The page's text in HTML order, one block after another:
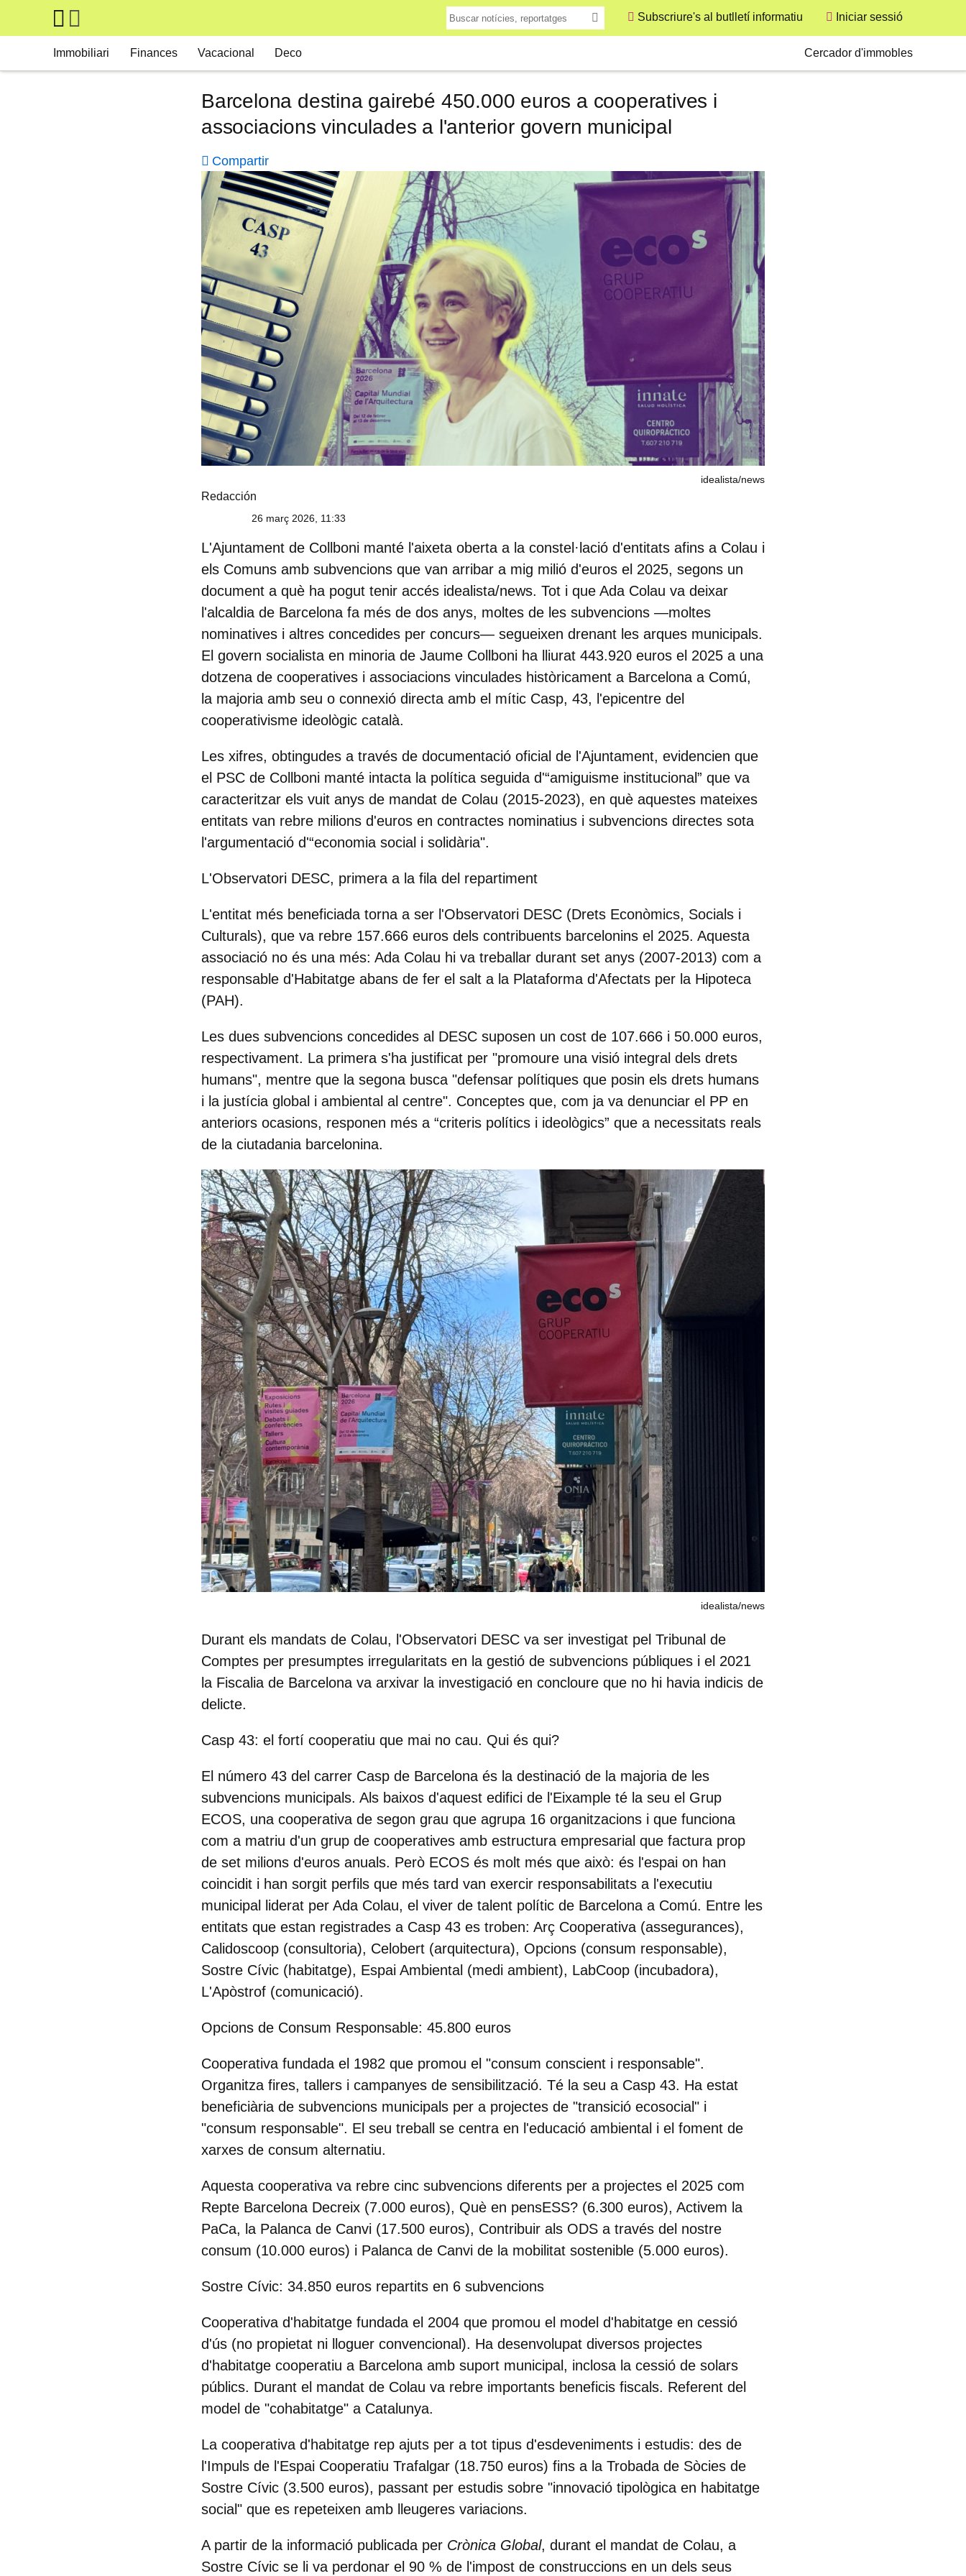
Skip to main content
Subscriure's al butlletí informatiu
User
Iniciar sessió
Immobiliari Finances Vacacional Deco Cercador d'immobles
Barcelona destina gairebé 450.000 euros a cooperatives i
associacions vinculades a l'anterior govern municipal
Compartir
idealista/news
Redacción
26 març 2026, 11:33
L'Ajuntament de Collboni manté l'aixeta oberta a la constel·lació d'entitats afins a Colau i
els Comuns amb subvencions que van arribar a mig milió d'euros el 2025, segons un
document a què ha pogut tenir accés idealista/news. Tot i que Ada Colau va deixar
l'alcaldia de Barcelona fa més de dos anys, moltes de les subvencions —moltes
nominatives i altres concedides per concurs— segueixen drenant les arques municipals.
El govern socialista en minoria de Jaume Collboni ha lliurat 443.920 euros el 2025 a una
dotzena de cooperatives i associacions vinculades històricament a Barcelona a Comú,
la majoria amb seu o connexió directa amb el mític Casp, 43, l'epicentre del
cooperativisme ideològic català.
Les xifres, obtingudes a través de documentació oficial de l'Ajuntament, evidencien que
el PSC de Collboni manté intacta la política seguida d'“amiguisme institucional” que va
caracteritzar els vuit anys de mandat de Colau (2015-2023), en què aquestes mateixes
entitats van rebre milions d'euros en contractes nominatius i subvencions directes sota
l'argumentació d'“economia social i solidària".
L'Observatori DESC, primera a la fila del repartiment
L'entitat més beneficiada torna a ser l'Observatori DESC (Drets Econòmics, Socials i
Culturals), que va rebre 157.666 euros dels contribuents barcelonins el 2025. Aquesta
associació no és una més: Ada Colau hi va treballar durant set anys (2007-2013) com a
responsable d'Habitatge abans de fer el salt a la Plataforma d'Afectats per la Hipoteca
(PAH).
Les dues subvencions concedides al DESC suposen un cost de 107.666 i 50.000 euros,
respectivament. La primera s'ha justificat per "promoure una visió integral dels drets
humans", mentre que la segona busca "defensar polítiques que posin els drets humans
i la justícia global i ambiental al centre". Conceptes que, com ja va denunciar el PP en
anteriors ocasions, responen més a “criteris polítics i ideològics” que a necessitats reals
de la ciutadania barcelonina.
idealista/news
Durant els mandats de Colau, l'Observatori DESC va ser investigat pel Tribunal de
Comptes per presumptes irregularitats en la gestió de subvencions públiques i el 2021
la Fiscalia de Barcelona va arxivar la investigació en concloure que no hi havia indicis de
delicte.
Casp 43: el fortí cooperatiu que mai no cau. Qui és qui?
El número 43 del carrer Casp de Barcelona és la destinació de la majoria de les
subvencions municipals. Als baixos d'aquest edifici de l'Eixample té la seu el Grup
ECOS, una cooperativa de segon grau que agrupa 16 organitzacions i que funciona
com a matriu d'un grup de cooperatives amb estructura empresarial que factura prop
de set milions d'euros anuals. Però ECOS és molt més que això: és l'espai on han
coincidit i han sorgit perfils que més tard van exercir responsabilitats a l'executiu
municipal liderat per Ada Colau, el viver de talent polític de Barcelona a Comú. Entre les
entitats que estan registrades a Casp 43 es troben: Arç Cooperativa (assegurances),
Calidoscoop (consultoria), Celobert (arquitectura), Opcions (consum responsable),
Sostre Cívic (habitatge), Espai Ambiental (medi ambient), LabCoop (incubadora),
L'Apòstrof (comunicació).
Opcions de Consum Responsable: 45.800 euros
Cooperativa fundada el 1982 que promou el "consum conscient i responsable".
Organitza fires, tallers i campanyes de sensibilització. Té la seu a Casp 43. Ha estat
beneficiària de subvencions municipals per a projectes de "transició ecosocial" i
"consum responsable". El seu treball se centra en l'educació ambiental i el foment de
xarxes de consum alternatiu.
Aquesta cooperativa va rebre cinc subvencions diferents per a projectes el 2025 com
Repte Barcelona Decreix (7.000 euros), Què en pensESS? (6.300 euros), Activem la
PaCa, la Palanca de Canvi (17.500 euros), Contribuir als ODS a través del nostre
consum (10.000 euros) i Palanca de Canvi de la mobilitat sostenible (5.000 euros).
Sostre Cívic: 34.850 euros repartits en 6 subvencions
Cooperativa d'habitatge fundada el 2004 que promou el model d'habitatge en cessió
d'ús (no propietat ni lloguer convencional). Ha desenvolupat diversos projectes
d'habitatge cooperatiu a Barcelona amb suport municipal, inclosa la cessió de solars
públics. Durant el mandat de Colau va rebre importants beneficis fiscals. Referent del
model de "cohabitatge" a Catalunya.
La cooperativa d'habitatge rep ajuts per a tot tipus d'esdeveniments i estudis: des de
l'Impuls de l'Espai Cooperatiu Trafalgar (18.750 euros) fins a la Trobada de Sòcies de
Sostre Cívic (3.500 euros), passant per estudis sobre "innovació tipològica en habitatge
social" que es repeteixen amb lleugeres variacions.
A partir de la informació publicada per Crònica Global, durant el mandat de Colau, a
Sostre Cívic se li va perdonar el 90 % de l'impost de construccions en un dels seus